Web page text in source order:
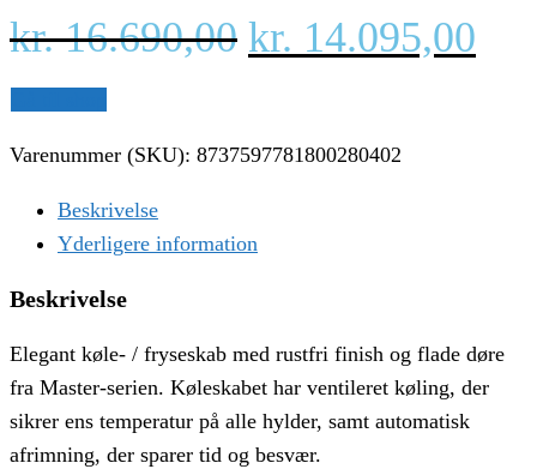
kr.16.690,00 Den
var:
kr. 14.095,00
Varenummer (SKU): 8737597781800280402
Beskrivelse
Yderligere information
Beskrivelse
Elegant køle- / fryseskab med rustfri finish og flade døre
fra Master-serien. Køleskabet har ventileret køling, der
sikrer ens temperatur på alle hylder, samt automatisk
afrimning, der sparer tid og besvær.